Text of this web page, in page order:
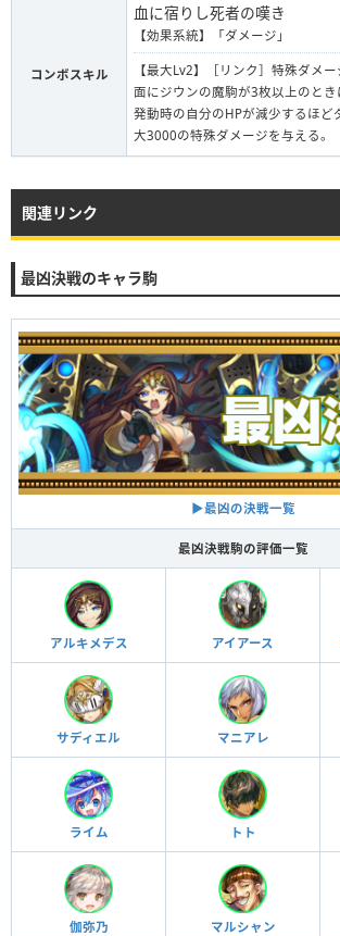
コンボスキル
血に宿りし死者の嘆き
【効果系統】「ダメージ」
【最大Lv2】［リンク］特殊ダメ
面にジウンの魔駒が3枚以上のと
発動時の自分のHPが減少するほど
大3000の特殊ダメージを与える。
関連リンク
最凶決戦のキャラ駒
▶︎最凶の決戦一覧
最凶決戦駒の評価一覧
アルキメデス アイアース
サディエル マニアレ
ライム トト
伽弥乃 マルシャン